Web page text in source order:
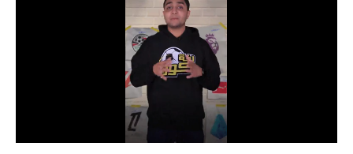
الدوري السعودي للمحترفين
دوري أبطال إفريقيا